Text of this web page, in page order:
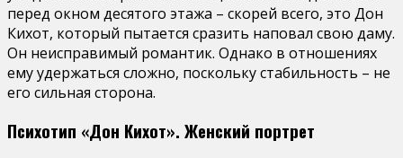
перед окном десятого этажа – скорей всего, это Дон
Кихот, который пытается сразить наповал свою даму.
Он неисправимый романтик. Однако в отношениях
ему удержаться сложно, поскольку стабильность – не
его сильная сторона.
Психотип «Дон Кихот». Женский портрет